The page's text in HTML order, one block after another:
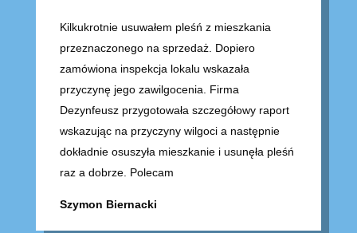
Kilkukrotnie usuwałem pleśń z mieszkania
przeznaczonego na sprzedaż. Dopiero
zamówiona inspekcja lokalu wskazała
przyczynę jego zawilgocenia. Firma
Dezynfeusz przygotowała szczegółowy raport
wskazując na przyczyny wilgoci a następnie
dokładnie osuszyła mieszkanie i usunęła pleśń
raz a dobrze. Polecam
Szymon Biernacki